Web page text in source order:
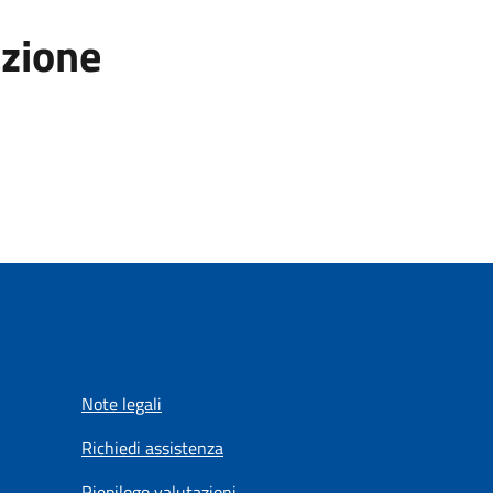
Note legali
Richiedi assistenza